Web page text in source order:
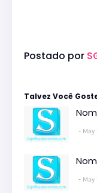
Postado por
Talvez Você
May
May